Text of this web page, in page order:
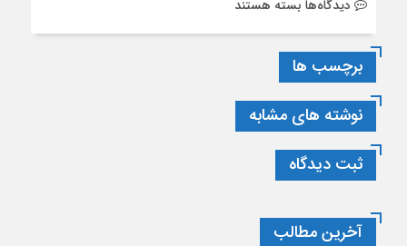
دیدگاه‌ها برای
حقوقی
اتحادیه
سراسری
کانون‌های
دادگستری
ایران
۱۰–
بسته هستند
برچسب ها
نوشته های مشابه
ثبت دیدگاه
آخرین مطالب